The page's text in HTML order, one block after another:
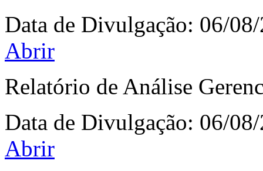
Data de Divulgação: 06/
Abrir
Relatório de Análise
Data de Divulgação: 06/
Abrir